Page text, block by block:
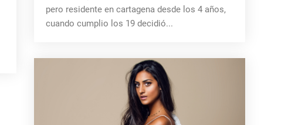
pero residente en cartagena desde los 4 años,
cuando cumplio los 19 decidió...